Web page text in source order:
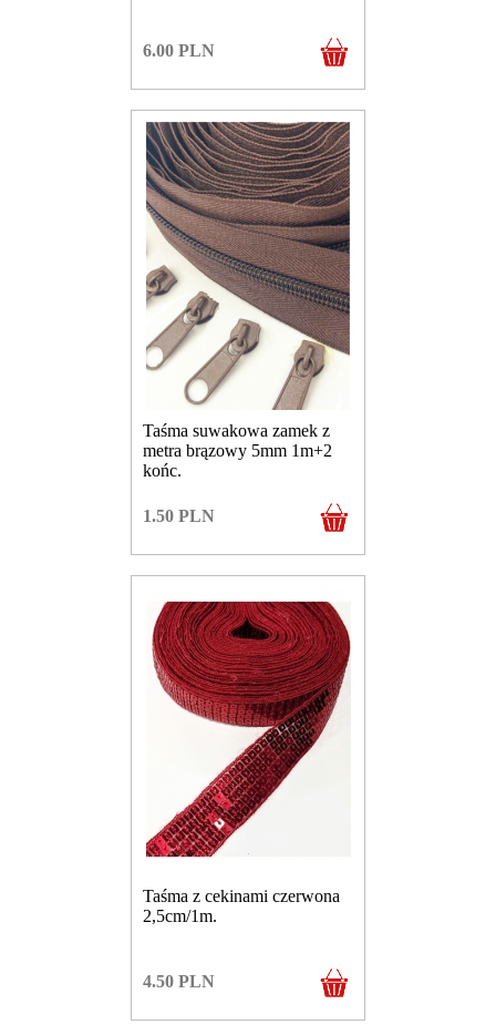
6.00 PLN
Taśma suwakowa zamek z
metra brązowy 5mm 1m+2
końc.
1.50 PLN
Taśma z cekinami czerwona
2,5cm/1m.
4.50 PLN